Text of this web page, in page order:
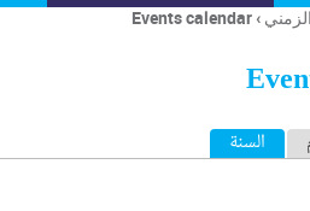
›
Events calendar
السنة (علامة التبويب النشطة)